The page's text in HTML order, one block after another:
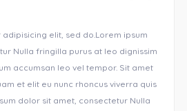
elit, sed do.Lorem ipsum
Nulla fringilla purus at leo dignissim
accumsan leo vel tempor. Sit amet
et elit eu nunc rhoncus viverra quis
dolor sit amet, consectetur Nulla